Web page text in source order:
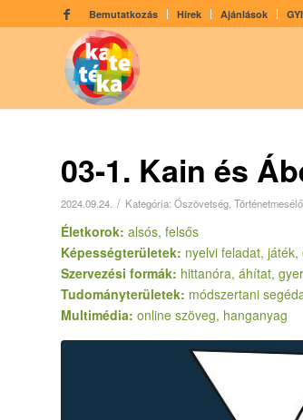
Bemutatkozás Hírek Ajánlások
03-1. Kain és
2024.09.24. / Kategória: Ószövetség
Életkorok: alsós, felsős
Képességterületek: nyelvi feladat,
Szervezési formák: hittanóra, áhítat,
Tudományterületek: módszertani
Multimédia: online szöveg, hanganyag